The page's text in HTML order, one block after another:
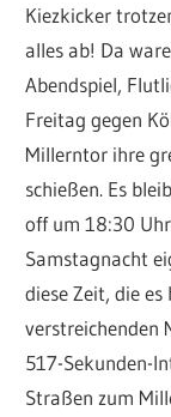
Kiezkicker
alles ab! Da
Abendspiel,
Freitag gegen
Millerntor ihre
schießen. Es
off um 18:30
Samstagnacht
diese Zeit, die
verstreichenden
517-Sekunden-
Straßen zum